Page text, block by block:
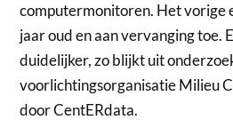
computermonitoren. Het vorige
jaar oud en aan vervanging toe.
duidelijker, zo blijkt uit
voorlichtingsorganisatie Milieu
door CentERdata.